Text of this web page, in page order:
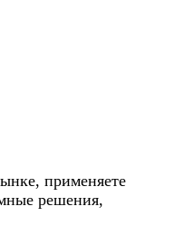
применяете
решения,